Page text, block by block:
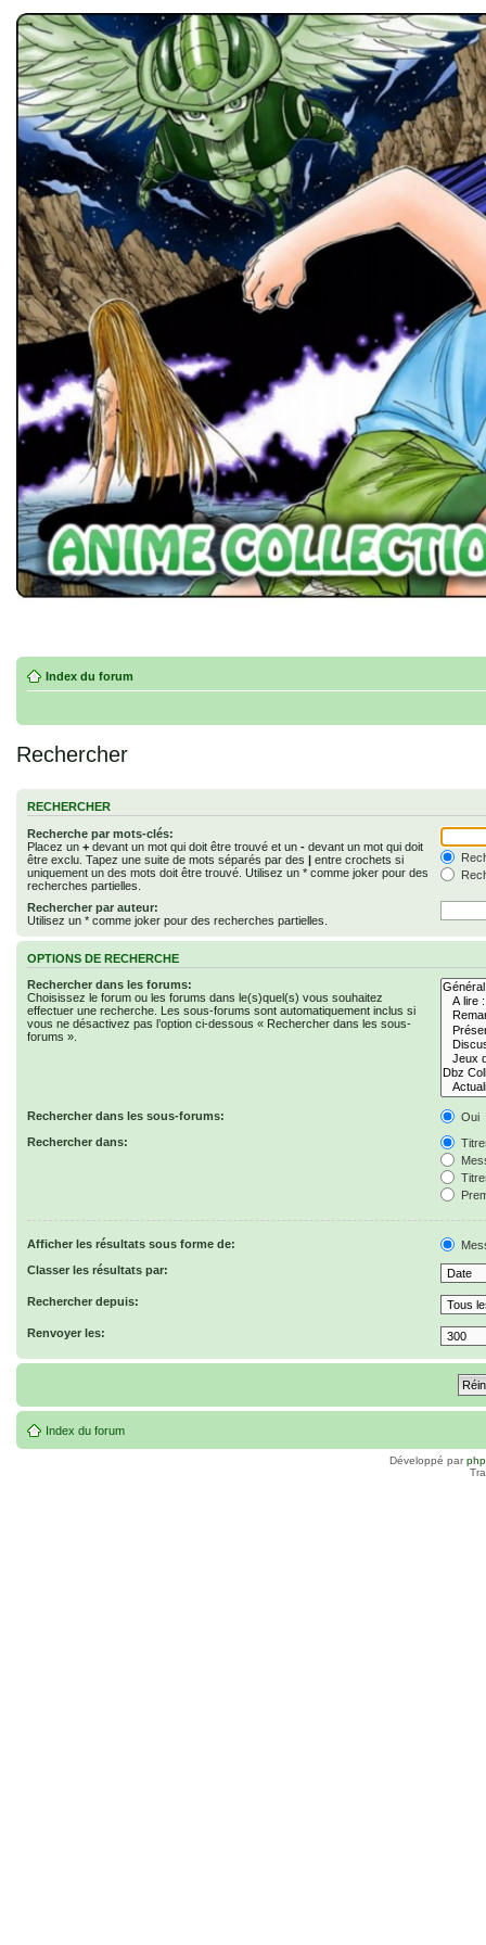
Index du forum
Rechercher
RECHERCHER
Recherche par mots-clés:
Placez un + devant un mot qui doit être trouvé et un - devant un mot qui doit
être exclu. Tapez une suite de mots séparés par des | entre crochets si
uniquement un des mots doit être trouvé. Utilisez un * comme joker pour des
recherches partielles.
Rechercher par auteur:
Utilisez un * comme joker pour des recherches partielles.
OPTIONS DE RECHERCHE
Rechercher dans les forums:
Choisissez le forum ou les forums dans le(s)quel(s) vous souhaitez
effectuer une recherche. Les sous-forums sont automatiquement inclus si
vous ne désactivez pas l’option ci-dessous « Rechercher dans les sous-
forums ».
Rechercher dans les sous-forums:
Oui
Rechercher dans:
Afficher les résultats sous forme de:
Classer les résultats par:
Rechercher depuis:
Renvoyer les:
Index du forum
Développé par